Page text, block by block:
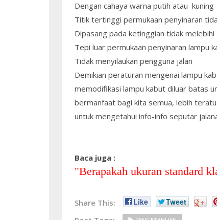
Dengan cahaya warna putih atau kuning
Titik tertinggi permukaan penyinaran
Dipasang pada ketinggian tidak
Tepi luar permukaan penyinaran lampu
Tidak menyilaukan pengguna jalan
Demikian peraturan mengenai lampu
memodifikasi lampu kabut diluar batas
bermanfaat bagi kita semua, lebih
untuk mengetahui info-info seputar
Baca juga :
"Berapakah ukuran standard
Share This: Like Tweet +